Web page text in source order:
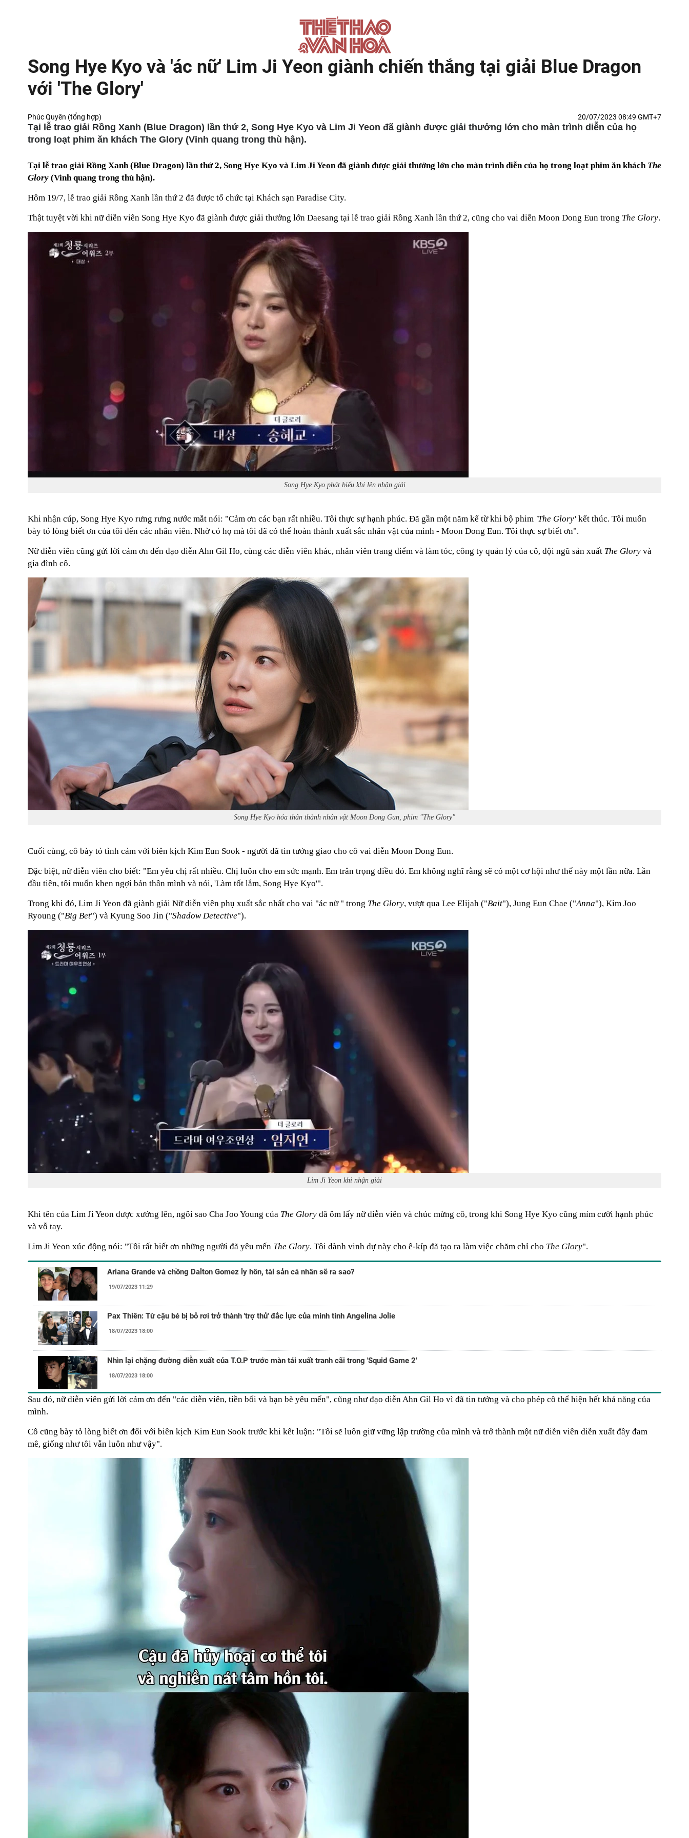
Song Hye Kyo và 'ác nữ' Lim Ji Yeon giành chiến thắng tại giải Blue Dragon
với 'The Glory'
Phúc Quyên (tổng hợp) 20/07/2023 08:49 GMT+7
Tại lễ trao giải Rồng Xanh (Blue Dragon) lần thứ 2, Song Hye Kyo và Lim Ji Yeon đã giành được giải thưởng lớn cho màn trình diễn của họ
trong loạt phim ăn khách The Glory (Vinh quang trong thù hận).
Tại lễ trao giải Rồng Xanh (Blue Dragon) lần thứ 2, Song Hye Kyo và Lim Ji Yeon đã giành được giải thưởng lớn cho màn trình diễn của họ trong loạt phim ăn khách The
Glory(Vinh quang trong thù hận).
Hôm 19/7, lễ trao giải Rồng Xanh lần thứ 2 đã được tổ chức tại Khách sạn Paradise City.
Thật tuyệt vời khi nữ diễn viên Song Hye Kyo đã giành được giải thưởng lớn Daesang tại lễ trao giải Rồng Xanh lần thứ 2, cũng cho vai diễn Moon Dong Eun trong The Glory.
Song Hye Kyo phát biểu khi lên nhận giải
Khi nhận cúp, Song Hye Kyo rưng rưng nước mắt nói: "Cảm ơn các bạn rất nhiều. Tôi thực sự hạnh phúc. Đã gần một năm kể từ khi bộ phim 'The Glory'kết thúc. Tôi muốn
bày tỏ lòng biết ơn của tôi đến các nhân viên. Nhờ có họ mà tôi đã có thể hoàn thành xuất sắc nhân vật của mình - Moon Dong Eun. Tôi thực sự biết ơn".
Nữ diễn viên cũng gửi lời cảm ơn đến đạo diễn Ahn Gil Ho, cùng các diễn viên khác, nhân viên trang điểm và làm tóc, công ty quản lý của cô, đội ngũ sản xuất The Gloryvà
gia đình cô.
Song Hye Kyo hóa thân thành nhân vật Moon Dong Gun, phim "The Glory"
Cuối cùng, cô bày tỏ tình cảm với biên kịch Kim Eun Sook - người đã tin tưởng giao cho cô vai diễn Moon Dong Eun.
Đặc biệt, nữ diễn viên cho biết: "Em yêu chị rất nhiều. Chị luôn cho em sức mạnh. Em trân trọng điều đó. Em không nghĩ rằng sẽ có một cơ hội như thế này một lần nữa. Lần
đầu tiên, tôi muốn khen ngợi bản thân mình và nói, 'Làm tốt lắm, Song Hye Kyo'".
Trong khi đó, Lim Ji Yeon đã giành giải Nữ diễn viên phụ xuất sắc nhất cho vai "ác nữ " trong The Glory, vượt qua Lee Elijah ("Bait"), Jung Eun Chae ("Anna"), Kim Joo
Ryoung ("Big Bet") và Kyung Soo Jin ("Shadow Detective").
Lim Ji Yeon khi nhận giải
Khi tên của Lim Ji Yeon được xướng lên, ngôi sao Cha Joo Young của The Gloryđã ôm lấy nữ diễn viên và chúc mừng cô, trong khi Song Hye Kyo cũng mỉm cười hạnh phúc
và vỗ tay.
Lim Ji Yeon xúc động nói: "Tôi rất biết ơn những người đã yêu mến The Glory. Tôi dành vinh dự này cho ê-kíp đã tạo ra làm việc chăm chỉ cho The Glory".
Ariana Grande và chồng Dalton Gomez ly hôn, tài sản cá nhân sẽ ra sao?
19/07/2023 11:29
Pax Thiên: Từ cậu bé bị bỏ rơi trở thành 'trợ thủ' đắc lực của minh tinh Angelina Jolie
18/07/2023 18:00
Nhìn lại chặng đường diễn xuất của T.O.P trước màn tái xuất tranh cãi trong 'Squid Game 2'
18/07/2023 18:00
Sau đó, nữ diễn viên gửi lời cảm ơn đến "các diễn viên, tiền bối và bạn bè yêu mến", cũng như đạo diễn Ahn Gil Ho vì đã tin tưởng và cho phép cô thể hiện hết khả năng của
mình.
Cô cũng bày tỏ lòng biết ơn đối với biên kịch Kim Eun Sook trước khi kết luận: "Tôi sẽ luôn giữ vững lập trường của mình và trở thành một nữ diễn viên diễn xuất đầy đam
mê, giống như tôi vẫn luôn như vậy".